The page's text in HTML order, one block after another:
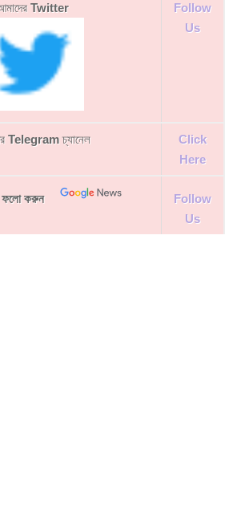
Twitter
Follow
Us
Telegramচ্যানেল
Click
Here
ফলো করুন
Follow
Us